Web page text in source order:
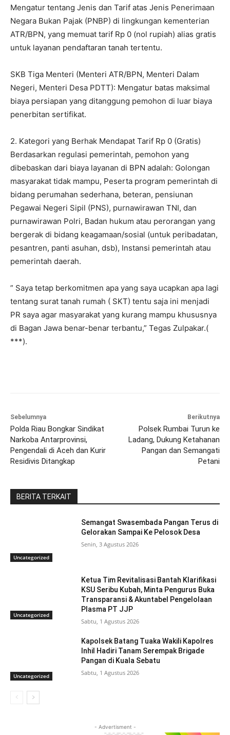
Mengatur tentang Jenis dan Tarif atas Jenis Penerimaan
Negara Bukan Pajak (PNBP) di lingkungan kementerian
ATR/BPN, yang memuat tarif Rp 0 (nol rupiah) alias gratis
untuk layanan pendaftaran tanah tertentu.
SKB Tiga Menteri (Menteri ATR/BPN, Menteri Dalam
Negeri, Menteri Desa PDTT): Mengatur batas maksimal
biaya persiapan yang ditanggung pemohon di luar biaya
penerbitan sertifikat.
2. Kategori yang Berhak Mendapat Tarif Rp 0 (Gratis)
Berdasarkan regulasi pemerintah, pemohon yang
dibebaskan dari biaya layanan di BPN adalah: Golongan
masyarakat tidak mampu, Peserta program pemerintah di
bidang perumahan sederhana, beteran, pensiunan
Pegawai Negeri Sipil (PNS), purnawirawan TNI, dan
purnawirawan Polri, Badan hukum atau perorangan yang
bergerak di bidang keagamaan/sosial (untuk peribadatan,
pesantren, panti asuhan, dsb), Instansi pemerintah atau
pemerintah daerah.
” Saya tetap berkomitmen apa yang saya ucapkan apa lagi
tentang surat tanah rumah ( SKT) tentu saja ini menjadi
PR saya agar masyarakat yang kurang mampu khususnya
di Bagan Jawa benar-benar terbantu,” Tegas Zulpakar.(
***).
Sebelumnya
Polda Riau Bongkar Sindikat
Narkoba Antarprovinsi,
Pengendali di Aceh dan Kurir
Residivis Ditangkap
Berikutnya
Polsek Rumbai Turun ke
Ladang, Dukung Ketahanan
Pangan dan Semangati
Petani
BERITA TERKAIT
Uncategorized
Semangat Swasembada Pangan Terus di
Gelorakan Sampai Ke Pelosok Desa
Senin, 3 Agustus 2026
Uncategorized
Ketua Tim Revitalisasi Bantah Klarifikasi
KSU Seribu Kubah, Minta Pengurus Buka
Transparansi & Akuntabel Pengelolaan
Plasma PT JJP
Sabtu, 1 Agustus 2026
Uncategorized
Kapolsek Batang Tuaka Wakili Kapolres
Inhil Hadiri Tanam Serempak Brigade
Pangan di Kuala Sebatu
Sabtu, 1 Agustus 2026
- Advertisment -